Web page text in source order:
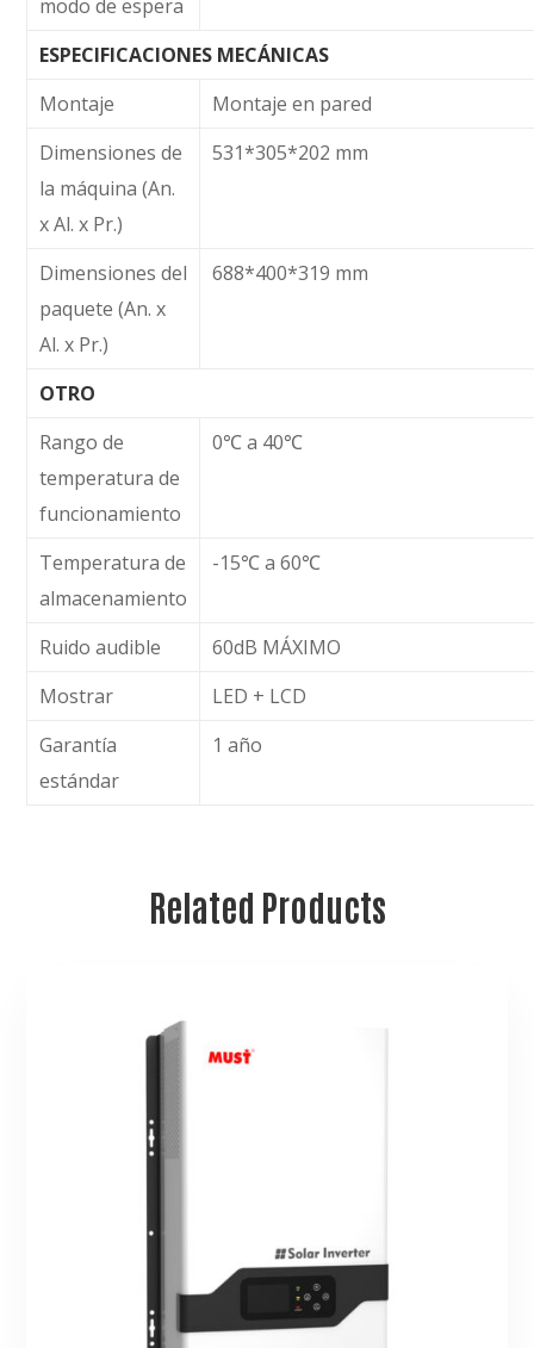
modo de espera
ESPECIFICACIONES MECÁNICAS
Montaje
Montaje en pared
Dimensiones de
la máquina (An.
x Al. x Pr.)
531*305*202 mm
Dimensiones del
paquete (An. x
Al. x Pr.)
688*400*319 mm
OTRO
Rango de
temperatura de
funcionamiento
0℃ a 40℃
Temperatura de
almacenamiento
-15℃ a 60℃
Ruido audible
60dB MÁXIMO
Mostrar
LED + LCD
Garantía
estándar
1 año
Related Products